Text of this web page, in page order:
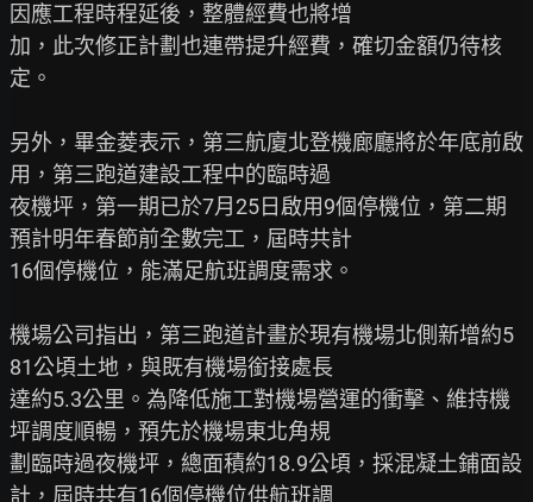
因應工程時程延後，整體經費也將增
加，此次修正計劃也連帶提升經費，確切金額仍待核
定。
另外，畢金菱表示，第三航廈北登機廊廳將於年底前啟
用，第三跑道建設工程中的臨時過
夜機坪，第一期已於7月25日啟用9個停機位，第二期
預計明年春節前全數完工，屆時共計
16個停機位，能滿足航班調度需求。
機場公司指出，第三跑道計畫於現有機場北側新增約5
81公頃土地，與既有機場銜接處長
達約5.3公里。為降低施工對機場營運的衝擊、維持機
坪調度順暢，預先於機場東北角規
劃臨時過夜機坪，總面積約18.9公頃，採混凝土鋪面設
計，屆時共有16個停機位供航班調